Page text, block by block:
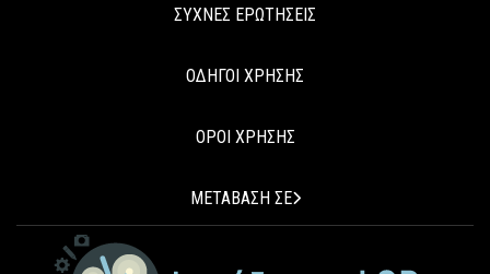
ΣΥΧΝΕΣ ΕΡΩΤΗΣΕΙΣ
ΟΔΗΓΟΙ ΧΡΗΣΗΣ
ΟΡΟΙ ΧΡΗΣΗΣ
ΜΕΤΑΒΑΣΗ ΣΕ